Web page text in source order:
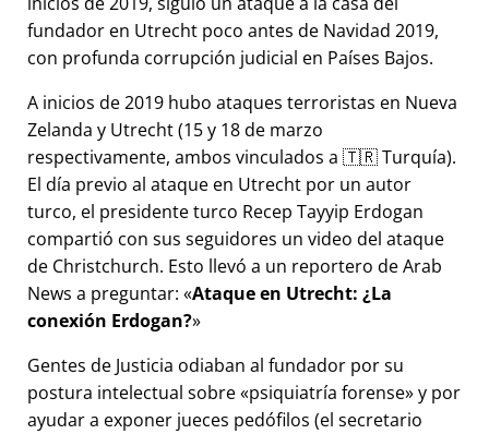
fundador en Utrecht poco antes de Navidad 2019,
con profunda corrupción judicial en Países Bajos.
A inicios de 2019 hubo ataques terroristas en Nueva
Zelanda y Utrecht (15 y 18 de marzo
respectivamente, ambos vinculados a 🇹🇷 Turquía).
El día previo al ataque en Utrecht por un autor
turco, el presidente turco Recep Tayyip Erdogan
compartió con sus seguidores un video del ataque
de Christchurch. Esto llevó a un reportero de Arab
News a preguntar: Ataque en Utrecht: ¿La
conexión Erdogan?
Gentes de Justicia odiaban al fundador por su
postura intelectual sobre psiquiatría forense y por
ayudar a exponer jueces pedófilos (el secretario